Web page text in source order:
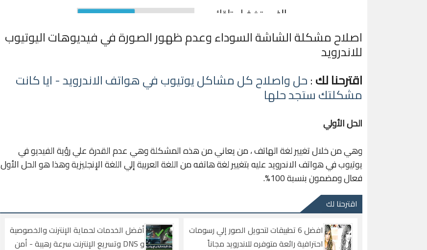
اصلاح مشكلة الشاشة السوداء وعدم ظهور الصورة في فيديوهات اليوتيوب
للاندرويد
اقترحنا لك:حل واصلاح كل مشاكل يوتيوب في هواتف الاندرويد - ايا كانت
مشكلتك ستجد حلها
الحل الأولي
وهي من خلال تغيير لغة الهاتف ، من يعاني من هذه المشكلة وهي عدم القدرة علي رؤية الفيديو في
يوتيوب في هواتف الاندرويد عليه بتغيير لغة هاتفه من اللغة العربية إلي اللغة الإنجليزية وهذا هو الحل الأول
فعال ومضمون بنسبة 100%.
اقترحنا لك
افضل 6 تطبيقات لتحويل الصور إلي رسومات
احترافية رائعة متوفره للاندرويد مجاناً
أفضل الخدمات لحماية الإنترنت والخصوصية
و DNS وتسريع الإنترنت سرعة رهيبة - أمن